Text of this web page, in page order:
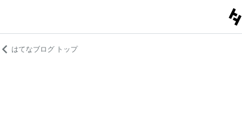
はてなブログ トップ